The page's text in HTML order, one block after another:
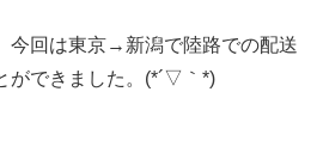
今回は東京→新潟で陸路での配送
ができました。(*´▽｀*)